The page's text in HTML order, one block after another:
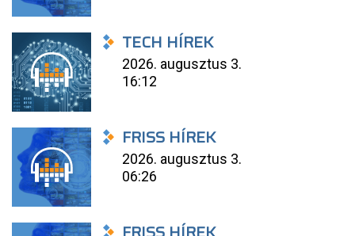
TECH HÍREK
2026. augusztus 3.
16:12
FRISS HÍREK
2026. augusztus 3.
06:26